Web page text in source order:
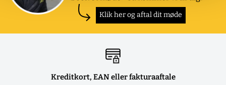
Klik her og aftal dit møde
Kreditkort, EAN eller fakturaaftale